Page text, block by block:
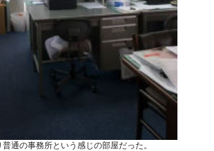
通の事務所という感じの部屋だった。